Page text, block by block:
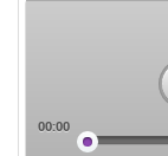
00:00